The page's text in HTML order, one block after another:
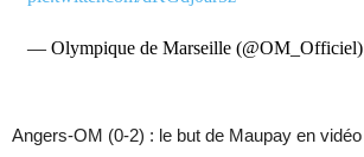
— Olympique de Marseille (@OM_Officiel)
Angers-OM (0-2) : le but de Maupay en vidéo